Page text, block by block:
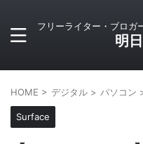
フリーライター・ブロ
明
HOME > デジタル > パソコン
Surface